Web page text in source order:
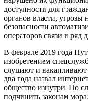
доступности для
органов власти,
безопасности
операторов связи и ряд
В феврале 2019 года
изобретением
слушают и
два года назвал
общество изнутри. По
подчинить законам